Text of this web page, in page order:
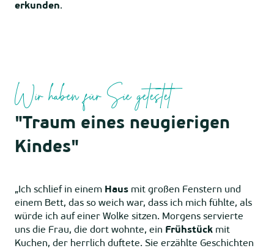
erkunden.
Wir haben für Sie getestet
"Traum eines neugierigen
Kindes"
„Ich schlief in einem Haus mit großen Fenstern und
einem Bett, das so weich war, dass ich mich fühlte, als
würde ich auf einer Wolke sitzen. Morgens servierte
uns die Frau, die dort wohnte, ein Frühstück mit
Kuchen, der herrlich duftete. Sie erzählte Geschichten